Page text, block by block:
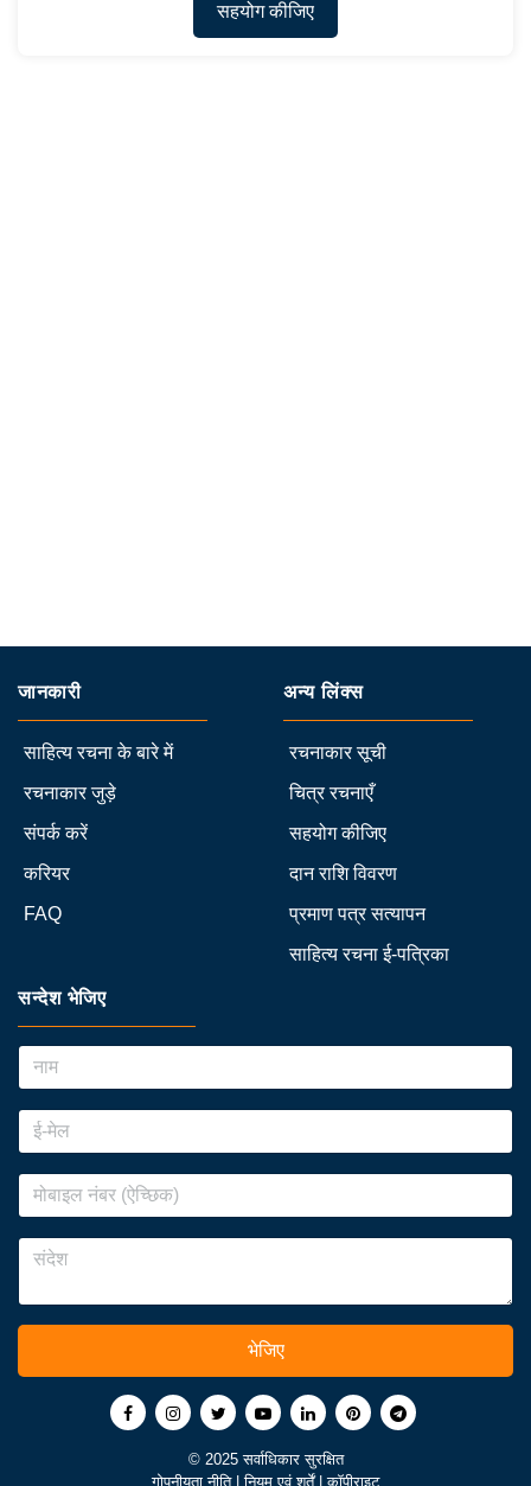
सहयोग कीजिए
जानकारी
साहित्य रचना के बारे में
रचनाकार जुड़े
संपर्क करें
करियर
FAQ
अन्य लिंक्स
रचनाकार सूची
चित्र रचनाएँ
सहयोग कीजिए
दान राशि विवरण
प्रमाण पत्र सत्यापन
साहित्य रचना ई-पत्रिका
सन्देश भेजिए
भेजिए
© 2025 सर्वाधिकार सुरक्षित
गोपनीयता नीति |नियम एवं शर्तें |कॉपीराइट